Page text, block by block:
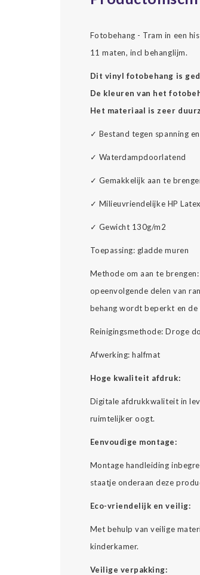
Fotobehang - Tram in een
11 maten, incl behanglijm.
Dit vinyl fotobehang is
De kleuren van het
Het materiaal is zeer
✓ Bestand tegen spanning
✓ Waterdampdoorlatend
✓ Gemakkelijk aan te
✓ Milieuvriendelijke HP
✓ Gewicht 130g/m2
Toepassing: gladde muren
Methode om aan te
opeenvolgende delen van
behang wordt beperkt en
Reinigingsmethode: Droge
Afwerking: halfmat
Hoge kwaliteit afdruk:
Digitale afdrukkwaliteit in
ruimtelijker oogt.
Eenvoudige montage:
Montage handleiding
staatje onderaan deze
Eco-vriendelijk en veilig:
Met behulp van veilige
kinderkamer.
Veilige verpakking: